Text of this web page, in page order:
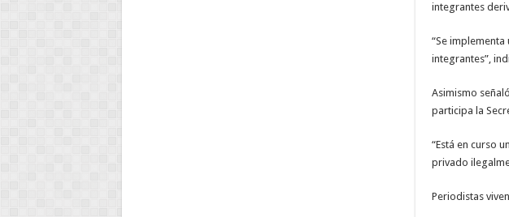
integrantes
“Se
integrantes”,
Asimismo
participa la
“Está en curso
privado
Periodistas